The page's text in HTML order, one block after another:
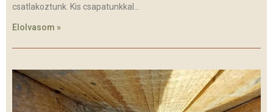
csatlakoztunk. Kis csapatunkkal
Elolvasom »